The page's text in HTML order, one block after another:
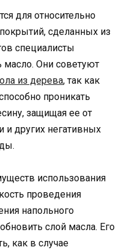
для относительно
сделанных из
специалисты
масло. Они советуют
из дерева, так как
проникать
защищая ее от
и других негативных
использования
проведения
напольного
слой масла. Его
как в случае